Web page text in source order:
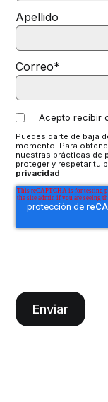
Apellido
Correo*
Acepto recibir
Puedes darte de baja
momento. Para
nuestras prácticas de
proteger y respetar tu
privacidad